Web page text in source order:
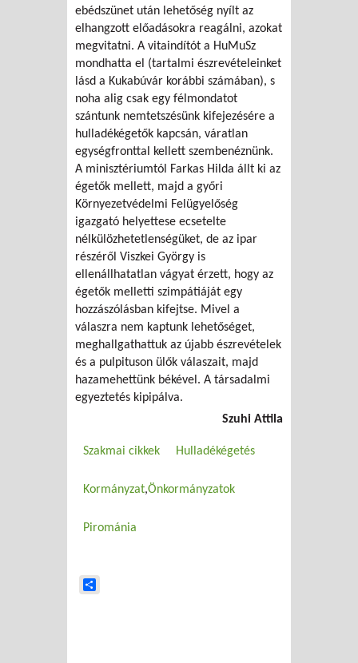
ebédszünet után lehetőség nyílt az
elhangzott előadásokra reagálni, azokat
megvitatni. A vitaindítót a HuMuSz
mondhatta el (tartalmi észrevételeinket
lásd a Kukabúvár korábbi számában), s
noha alig csak egy félmondatot
szántunk nemtetszésünk kifejezésére a
hulladékégetők kapcsán, váratlan
egységfronttal kellett szembenéznünk.
A minisztériumtól Farkas Hilda állt ki az
égetők mellett, majd a győri
Környezetvédelmi Felügyelőség
igazgató helyettese ecsetelte
nélkülözhetetlenségüket, de az ipar
részéről Viszkei György is
ellenállhatatlan vágyat érzett, hogy az
égetők melletti szimpátiáját egy
hozzászólásban kifejtse. Mivel a
válaszra nem kaptunk lehetőséget,
meghallgathattuk az újabb észrevételek
és a pulpituson ülők válaszait, majd
hazamehettünk békével. A társadalmi
egyeztetés kipipálva.
Szuhi Attila
Szakmai cikkek Hulladékégetés
Kormányzat Önkormányzatok
Pirománia